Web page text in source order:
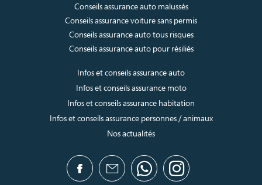
Conseils assurance auto malussés
Conseils assurance voiture sans permis
Conseils assurance auto tous risques
Conseils assurance auto pour résiliés
Infos et conseils assurance auto
Infos et conseils assurance moto
Infos et conseils assurance habitation
Infos et conseils assurance personnes / animaux
Nos actualités